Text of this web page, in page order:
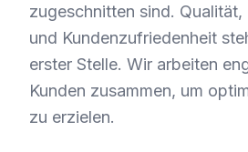
zugeschnitten sind.
und Kundenzufriedenheit
erster Stelle. Wir arbeiten
Kunden zusammen, um
zu erzielen.